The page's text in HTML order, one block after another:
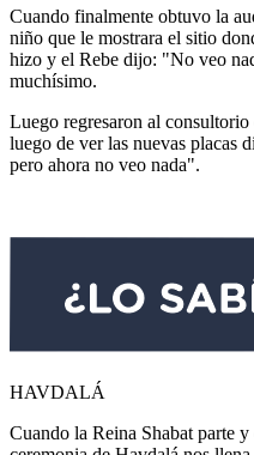
Cuando finalmente obtuvo la
niño que le mostrara el sitio
hizo y el Rebe dijo: "No veo
muchísimo.
Luego regresaron al
luego de ver las nuevas placas
pero ahora no veo nada".
HAVDALÁ
Cuando la Reina Shabat parte